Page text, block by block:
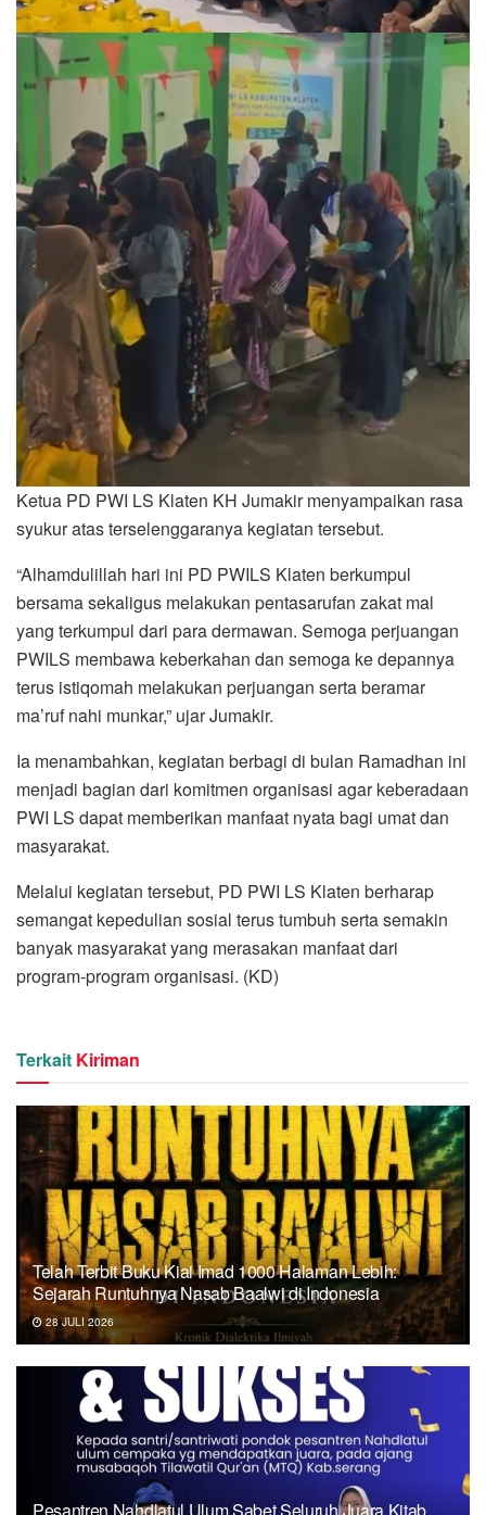
Ketua PD PWI LS Klaten KH Jumakir menyampaikan rasa
syukur atas terselenggaranya kegiatan tersebut.
“Alhamdulillah hari ini PD PWILS Klaten berkumpul
bersama sekaligus melakukan pentasarufan zakat mal
yang terkumpul dari para dermawan. Semoga perjuangan
PWILS membawa keberkahan dan semoga ke depannya
terus istiqomah melakukan perjuangan serta beramar
ma’ruf nahi munkar,” ujar Jumakir.
Ia menambahkan, kegiatan berbagi di bulan Ramadhan ini
menjadi bagian dari komitmen organisasi agar keberadaan
PWI LS dapat memberikan manfaat nyata bagi umat dan
masyarakat.
Melalui kegiatan tersebut, PD PWI LS Klaten berharap
semangat kepedulian sosial terus tumbuh serta semakin
banyak masyarakat yang merasakan manfaat dari
program-program organisasi. (KD)
Terkait Kiriman
Telah Terbit Buku Kiai Imad 1000 Halaman Lebih:
Sejarah Runtuhnya Nasab Baalwi di Indonesia
28 JULI 2026